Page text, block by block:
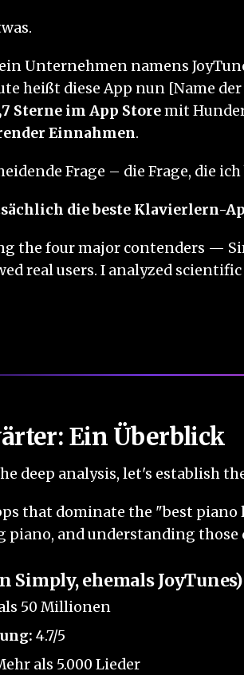
ein Unternehmen namens
heißt diese App nun [Name der
Sterne im App Storemit
Einnahmen.
Frage – die Frage, die
die beste Klavierlern-
the four major contenders —
real users. I analyzed
Ein Überblick
deep analysis, let's establish
that dominate the "best
piano, and understanding
Simply, ehemals JoyTunes)
50 Millionen
4.7/5
als 5.000 Lieder